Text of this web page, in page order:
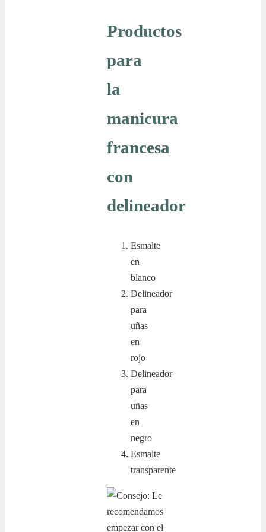
Productos
para
la
manicura
francesa
con
delineador
Esmalte
en
blanco
Delineador
para
uñas
en
rojo
Delineador
para
uñas
en
negro
Esmalte
transparente